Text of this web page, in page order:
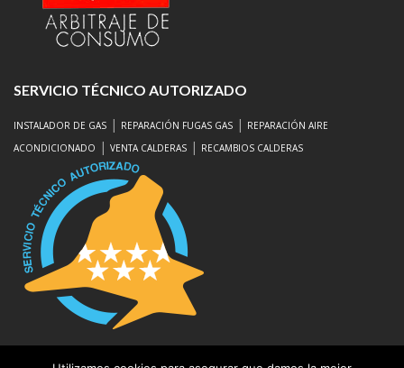
SERVICIO TÉCNICO AUTORIZADO
INSTALADOR DE GAS | REPARACIÓN FUGAS GAS | REPARACIÓN AIRE
ACONDICIONADO
| VENTA CALDERAS | RECAMBIOS CALDERAS